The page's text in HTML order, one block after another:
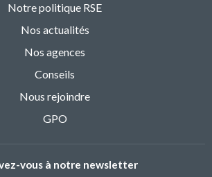
Notre politique RSE
Nos actualités
Nos agences
Conseils
Nous rejoindre
GPO
vous à notre newsletter